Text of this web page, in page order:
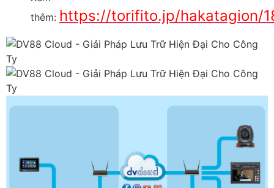
thêm: https://torifito.jp/hakatagion/